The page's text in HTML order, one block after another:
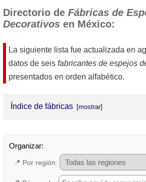
Directorio de Fábricas de
Decorativos en México:
La siguiente lista fue actualizada en
datos de seis fabricantes de espejos
presentados en orden alfabético.
Índice de fábricas
Madesa, S.A. de C.V.
📍